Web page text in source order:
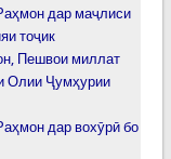
дар маҷлиси
тоҷик
Пешвои миллат
Олии Ҷумҳурии
дар вохӯрӣ бо